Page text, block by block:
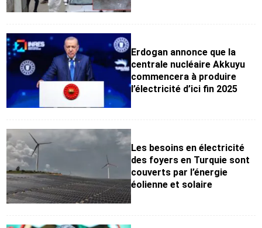
Erdogan annonce que la
centrale nucléaire Akkuyu
commencera à produire
l’électricité d’ici fin 2025
Les besoins en électricité
des foyers en Turquie sont
couverts par l’énergie
éolienne et solaire